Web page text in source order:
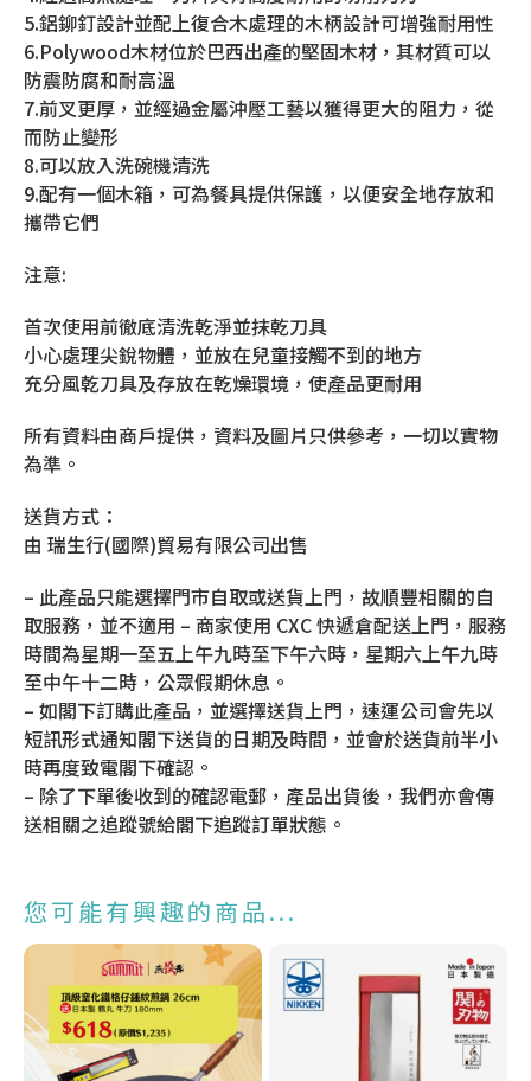
5.鋁鉚釘設計並配上復合木處理的木柄設計可增強耐用性
6.Polywood木材位於巴西出產的堅固木材，其材質可以
防震防腐和耐高溫
7.前叉更厚，並經過金屬沖壓工藝以獲得更大的阻力，從
而防止變形
8.可以放入洗碗機清洗
9.配有一個木箱，可為餐具提供保護，以便安全地存放和
攜帶它們
注意:
首次使用前徹底清洗乾淨並抹乾刀具
小心處理尖銳物體，並放在兒童接觸不到的地方
充分風乾刀具及存放在乾燥環境，使產品更耐用
所有資料由商戶提供，資料及圖片只供參考，一切以實物
為準。
送貨方式：
由 瑞生行(國際)貿易有限公司出售
– 此產品只能選擇門市自取或送貨上門，故順豐相關的自
取服務，並不適用 – 商家使用 CXC 快遞倉配送上門，服務
時間為星期一至五上午九時至下午六時，星期六上午九時
至中午十二時，公眾假期休息。
– 如閣下訂購此產品，並選擇送貨上門，速運公司會先以
短訊形式通知閣下送貨的日期及時間，並會於送貨前半小
時再度致電閣下確認。
– 除了下單後收到的確認電郵，產品出貨後，我們亦會傳
送相關之追蹤號給閣下追蹤訂單狀態。
您可能有興趣的商品...